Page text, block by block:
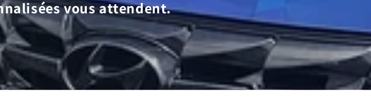
vous attendent.